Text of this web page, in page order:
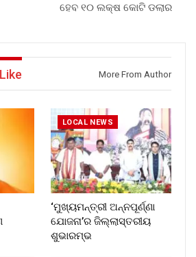
ହେବ ୧୦ ଲକ୍ଷ କୋଟି ଡଲାର
More From Author
LOCAL NEWS
‘ମୁଖ୍ୟମନ୍ତ୍ରୀ ଅନ୍ନପୂର୍ଣ୍ଣା
ଯୋଜନା’ର ଜିଲ୍ଲାସ୍ତରୀୟ
ଶୁଭାରମ୍ଭ